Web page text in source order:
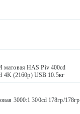
HAS Piv 400cd
4K (2160p) USB 10.5кг
3000:1 300cd 178гр/178гр